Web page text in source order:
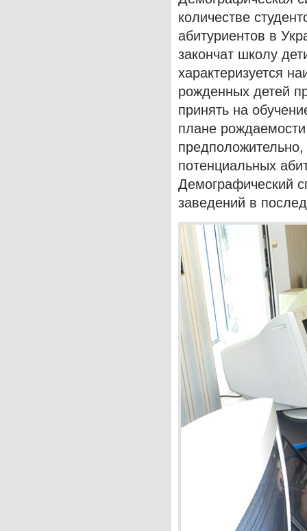
количестве
абитуриентов в
закончат школу
характеризуется
рожденных детей
принять на
плане
предположительно,
потенциальных
Демографический
заведений в